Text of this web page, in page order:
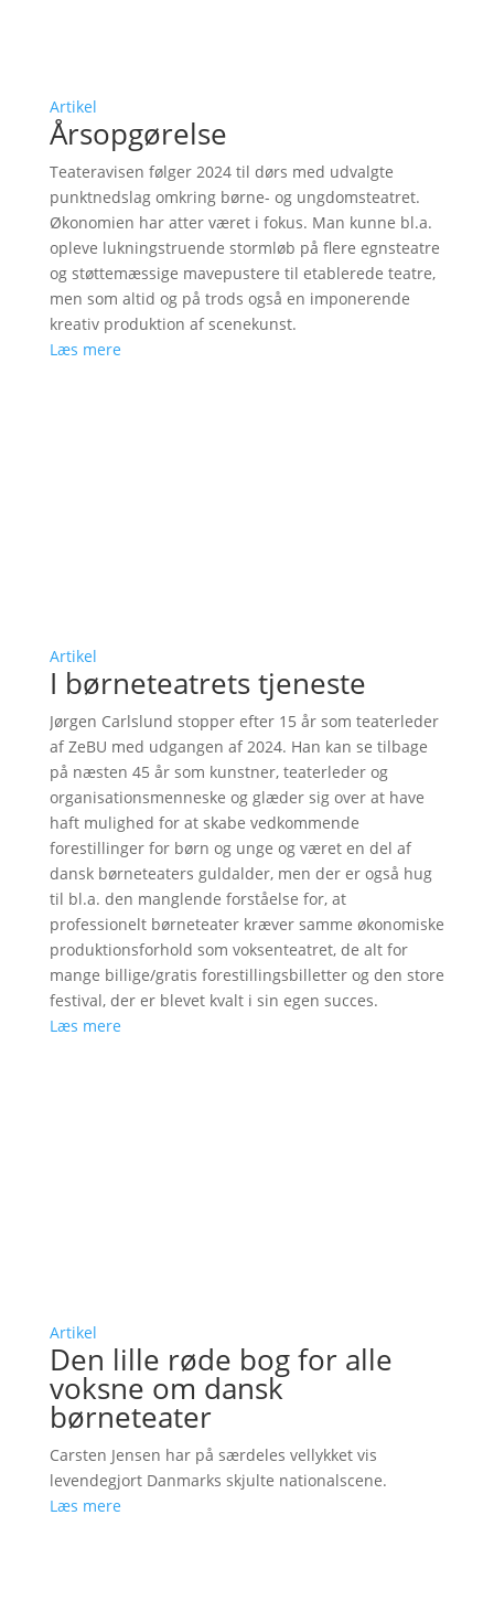
Artikel
Årsopgørelse
Teateravisen følger 2024 til dørs med udvalgte
punktnedslag omkring børne- og ungdomsteatret.
Økonomien har atter været i fokus. Man kunne bl.a.
opleve lukningstruende stormløb på flere egnsteatre
og støttemæssige mavepustere til etablerede teatre,
men som altid og på trods også en imponerende
kreativ produktion af scenekunst.
Læs mere
Artikel
I børneteatrets tjeneste
Jørgen Carlslund stopper efter 15 år som teaterleder
af ZeBU med udgangen af 2024. Han kan se tilbage
på næsten 45 år som kunstner, teaterleder og
organisationsmenneske og glæder sig over at have
haft mulighed for at skabe vedkommende
forestillinger for børn og unge og været en del af
dansk børneteaters guldalder, men der er også hug
til bl.a. den manglende forståelse for, at
professionelt børneteater kræver samme økonomiske
produktionsforhold som voksenteatret, de alt for
mange billige/gratis forestillingsbilletter og den store
festival, der er blevet kvalt i sin egen succes.
Læs mere
Artikel
Den lille røde bog for alle
voksne om dansk
børneteater
Carsten Jensen har på særdeles vellykket vis
levendegjort Danmarks skjulte nationalscene.
Læs mere